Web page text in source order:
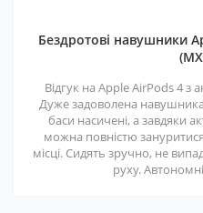
Бездротові навушники
Відгук на Apple AirPods 4
Дуже задоволена
баси насичені, а завдяки
можна повністю
місці. Сидять зручно, не
руху.